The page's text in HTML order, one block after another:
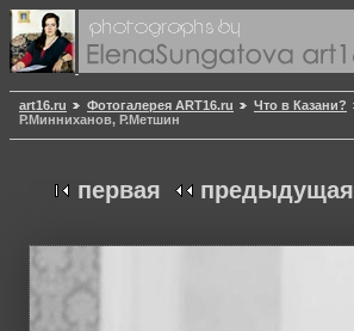
art16.ru Фотогалерея ART16.ru Что в Казани?
Р.Минниханов, Р.Метшин
первая предыдущая